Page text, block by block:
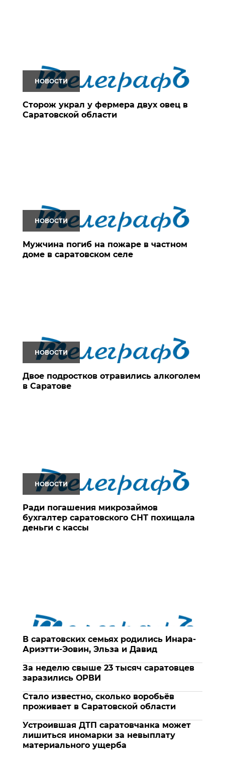
НОВОСТИ
Сторож украл у фермера двух овец в
Саратовской области
НОВОСТИ
Мужчина погиб на пожаре в частном
доме в саратовском селе
НОВОСТИ
Двое подростков отравились алкоголем
в Саратове
НОВОСТИ
Ради погашения микрозаймов
бухгалтер саратовского СНТ похищала
деньги с кассы
В саратовских семьях родились Инара-
Ариэтти-Эовин, Эльза и Давид
За неделю свыше 23 тысяч саратовцев
заразились ОРВИ
Стало известно, сколько воробьёв
проживает в Саратовской области
Устроившая ДТП саратовчанка может
лишиться иномарки за невыплату
материального ущерба